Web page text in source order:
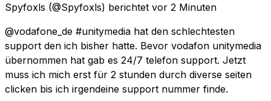
Spyfoxls (@Spyfoxls) berichtet vor 2 Minuten
@vodafone_de #unitymedia hat den schlechtesten
support den ich bisher hatte. Bevor vodafon unitymedia
übernommen hat gab es 24/7 telefon support. Jetzt
muss ich mich erst für 2 stunden durch diverse seiten
clicken bis ich irgendeine support nummer finde.